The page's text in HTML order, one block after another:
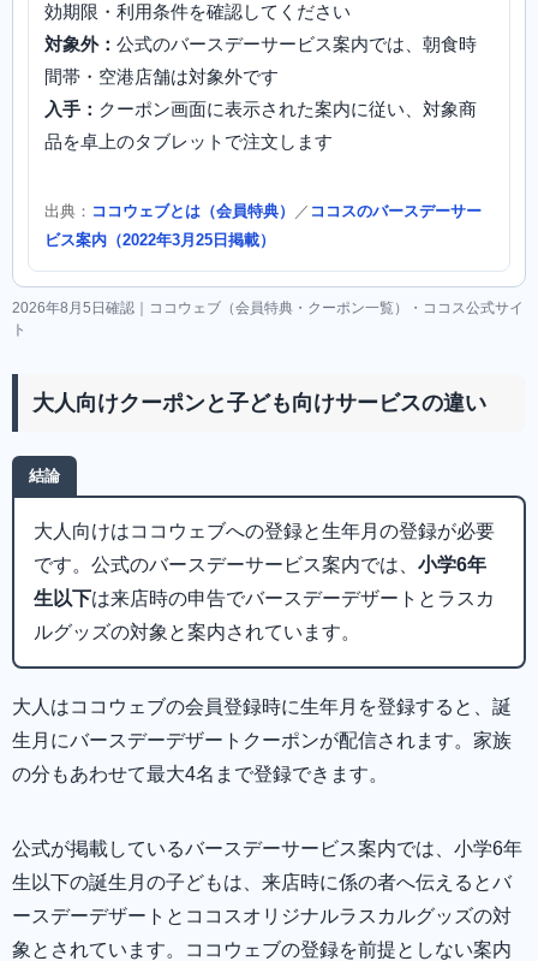
効期限・利用条件を確認してください
対象外： 公式のバースデーサービス案内では、朝食時
間帯・空港店舗は対象外です
入手： クーポン画面に表示された案内に従い、対象商
品を卓上のタブレットで注文します
出典： ココウェブとは（会員特典） ／ ココスのバースデーサー
ビス案内（2022年3月25日掲載）
2026年8月5日確認｜ココウェブ（会員特典・クーポン一覧）・ココス公式サイ
ト
大人向けクーポンと子ども向けサービスの違い
結論
大人向けはココウェブへの登録と生年月の登録が必要
です。公式のバースデーサービス案内では、 小学6年
生以下は来店時の申告でバースデーデザートとラスカ
ルグッズの対象と案内されています。
大人はココウェブの会員登録時に生年月を登録すると、誕
生月にバースデーデザートクーポンが配信されます。家族
の分もあわせて最大4名まで登録できます。
公式が掲載しているバースデーサービス案内では、小学6年
生以下の誕生月の子どもは、来店時に係の者へ伝えるとバ
ースデーデザートとココスオリジナルラスカルグッズの対
象とされています。ココウェブの登録を前提としない案内